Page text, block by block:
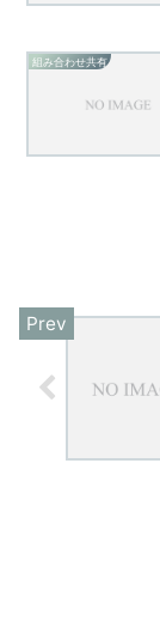
組み合わせ共有